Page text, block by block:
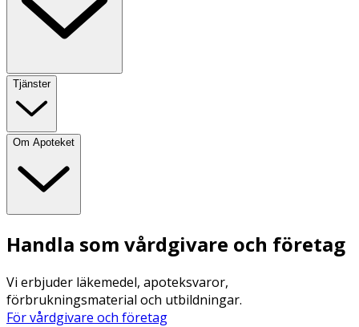
Tjänster
Om Apoteket
Handla som vårdgivare och företag
Vi erbjuder läkemedel, apoteksvaror,
förbrukningsmaterial och utbildningar.
För vårdgivare och företag